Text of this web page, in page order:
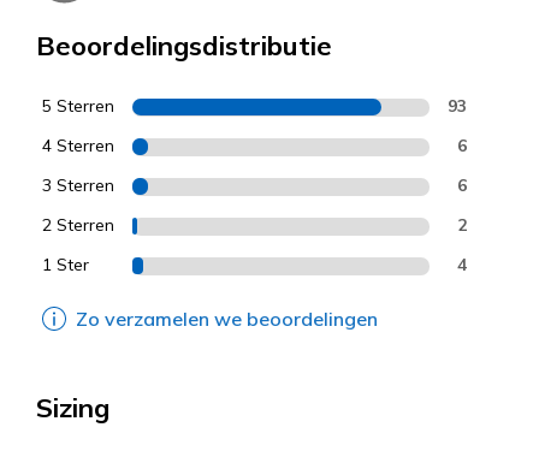
Beoordelingsdistributie
5 Sterren 93
4 Sterren 6
3 Sterren 6
2 Sterren 2
1 Ster 4
Zo verzamelen we beoordelingen
Sizing